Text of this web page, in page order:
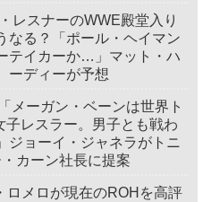
レスナーのWWE殿堂入り
なる？「ポール・ヘイマン
テイカーか…」マット・ハ
ーディーが予想
メーガン・ベーンは世界ト
子レスラー。男子とも戦わ
ジョーイ・ジャネラがトニ
・カーン社長に提案
ロメロが現在のROHを高評